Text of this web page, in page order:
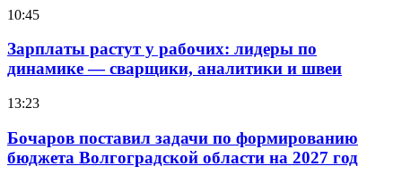
10:45
Зарплаты растут у рабочих: лидеры по
динамике — сварщики, аналитики и швеи
13:23
Бочаров поставил задачи по формированию
бюджета Волгоградской области на 2027 год